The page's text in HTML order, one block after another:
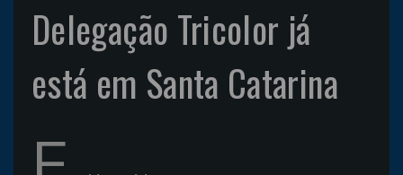
Delegação Tricolor já
está em Santa Catarina